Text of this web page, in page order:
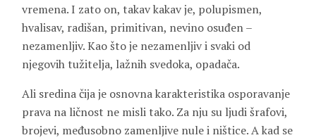
vremena. I zato on, takav kakav je, polupismen,
hvalisav, radišan, primitivan, nevino osuđen –
nezamenljiv. Kao što je nezamenljiv i svaki od
njegovih tužitelja, lažnih svedoka, opadača.
Ali sredina čija je osnovna karakteristika osporavanje
prava na ličnost ne misli tako. Za nju su ljudi šrafovi,
brojevi, međusobno zamenljive nule i ništice. A kad se